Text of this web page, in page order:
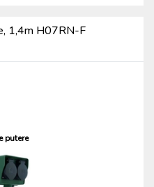
1,4m H07RN-F
putere